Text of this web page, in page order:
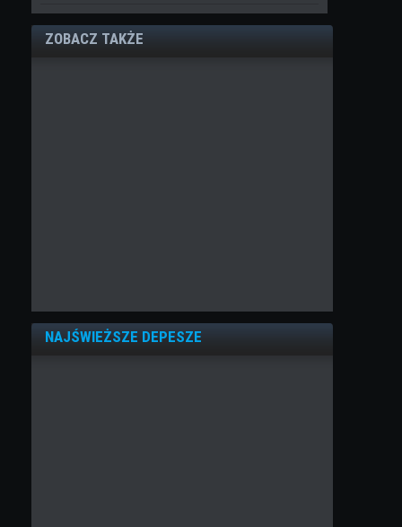
ZOBACZ TAKŻE
NAJŚWIEŻSZE DEPESZE